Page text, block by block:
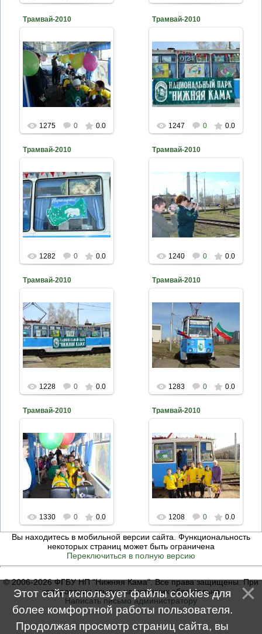
Трамвай-2010
2010-04-26
naturalist
1275 0 0.0
Трамвай-2010
2010-04-26
naturalist
1247 0 0.0
Трамвай-2010
2010-04-26
naturalist
1282 0 0.0
Трамвай-2010
2010-04-26
naturalist
1240 0 0.0
Трамвай-2010
2010-04-26
naturalist
1228 0 0.0
Трамвай-2010
2010-04-26
naturalist
1283 0 0.0
Трамвай-2010
2010-04-26
naturalist
1330 0 0.0
Трамвай-2010
2010-04-26
naturalist
1208 0 0.0
Вы находитесь в мобильной версии сайта. Функциональность
некоторых страниц может быть ограничена
Переключиться в полную версию
© 2006-2026 ФГБУ НП "Нижняя Кама". Все права защищены. При
копировании ссылка на источник обязательна
Написать письмо администратору
Этот сайт использует файлы cookies для
более комфортной работы пользователя.
Продолжая просмотр страниц сайта, вы